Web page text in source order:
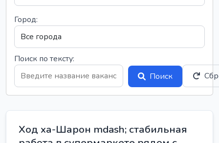
Город:
Поиск по тексту:
Поиск
Ход ха-Шарон mdash; стабильная